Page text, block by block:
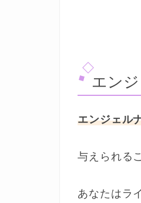
エン
エンジェル
与えられる
あなたはラ